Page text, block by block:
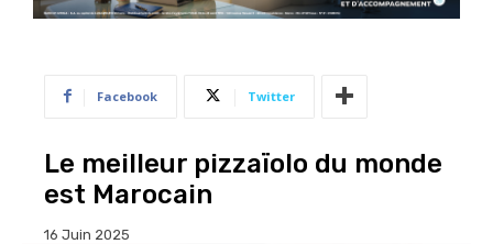
Facebook Twitter
Le meilleur pizzaïolo du monde
est Marocain
16 Juin 2025